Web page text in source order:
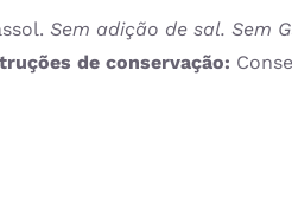
Sem adição de sal. Sem
de conservação: